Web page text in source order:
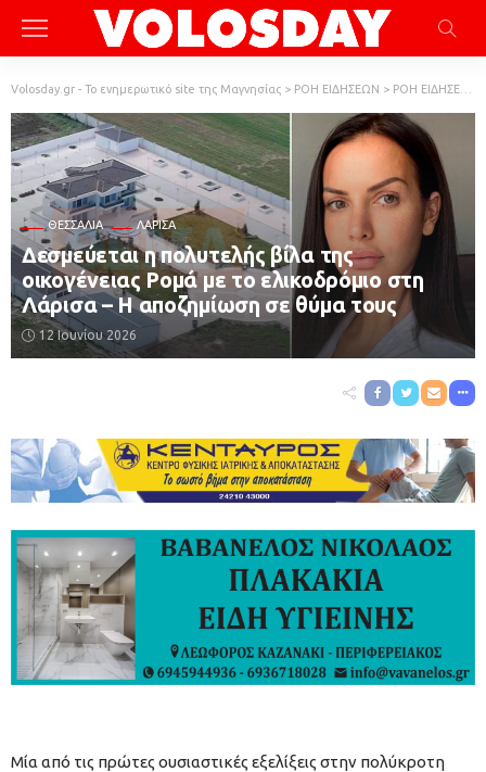
Volosday.gr - Το ενημερωτικό site της Μαγνησίας > ΡΟΗ ΕΙΔΗΣΕΩΝ > ΡΟΗ ΕΙΔΗΣΕΩΝ
ΘΕΣΣΑΛΊΑ ΛΆΡΙΣΑ
Δεσμεύεται η πολυτελής βίλα της
οικογένειας Ρομά με το ελικοδρόμιο στη
Λάρισα – Η αποζημίωση σε θύμα τους
12 Ιουνίου 2026
Μία από τις πρώτες ουσιαστικές εξελίξεις στην πολύκροτη